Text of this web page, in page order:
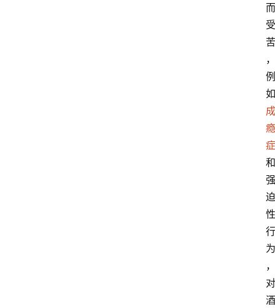
而
受
苦
，
例
如
成
瘾
症
和
强
迫
性
行
为
，
对
酒